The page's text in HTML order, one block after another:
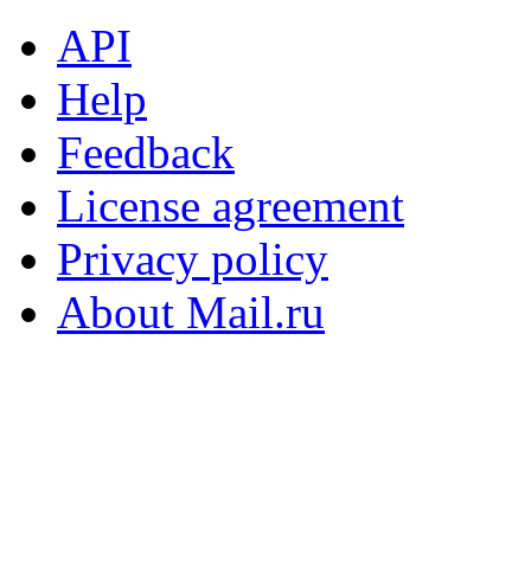
API
Help
Feedback
License agreement
Privacy policy
About Mail.ru